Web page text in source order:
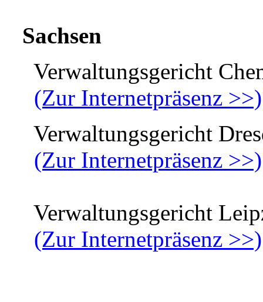
Sachsen
Verwaltungsgericht
(Zur Internetpräsenz >>)
Verwaltungsgericht
(Zur Internetpräsenz >>)
Verwaltungsgericht
(Zur Internetpräsenz >>)